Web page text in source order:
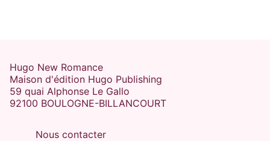
Hugo New Romance
Maison d'édition Hugo Publishing
59 quai Alphonse Le Gallo
92100 BOULOGNE-BILLANCOURT
Nous contacter